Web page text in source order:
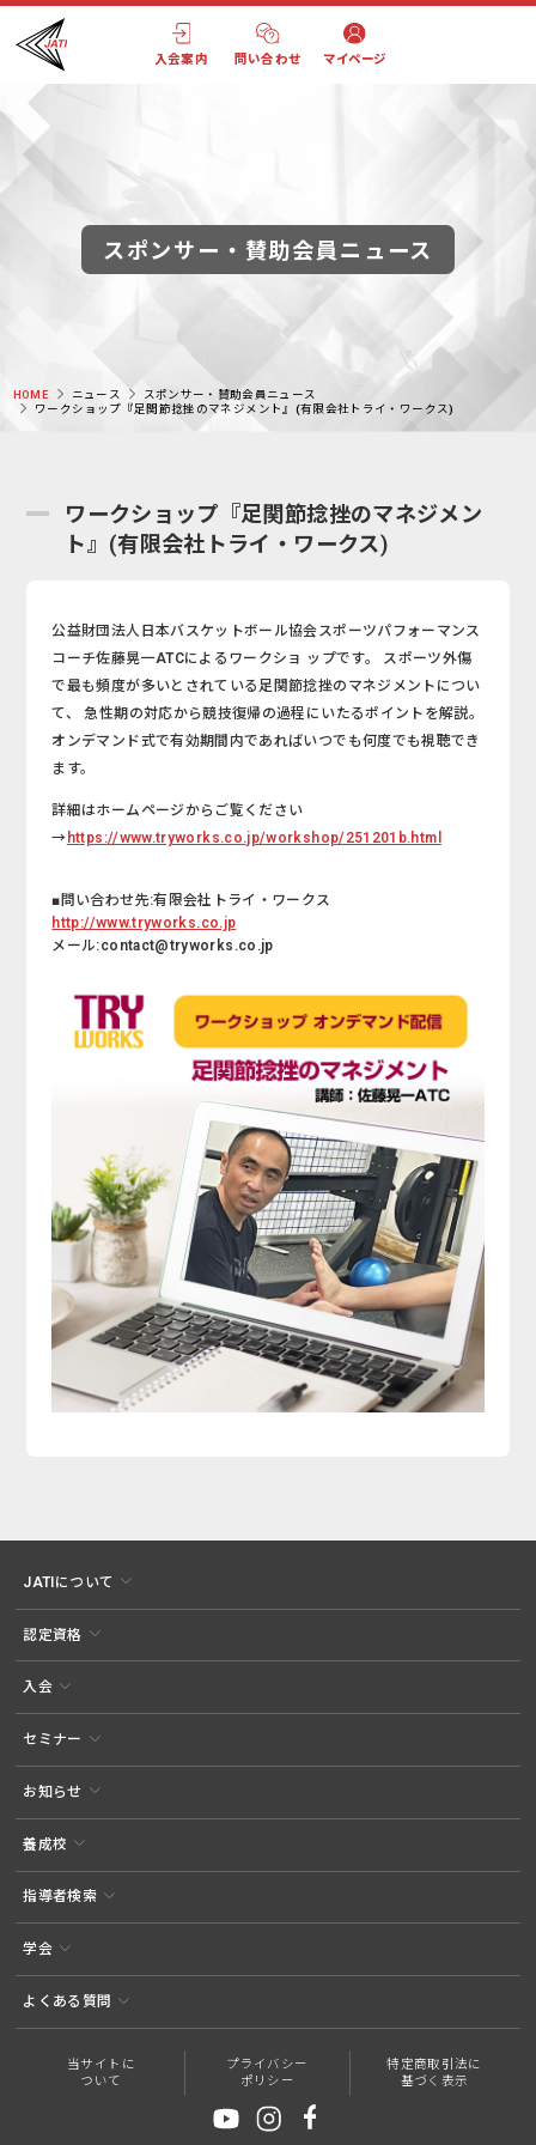
入会案内 問い合わせ マイページ
スポンサー・賛助会員ニュース
HOME ニュース
スポンサー・賛助会員ニュース
ワークショップ『足関節捻挫のマネジメント』(有限会社トライ・ワークス)
ワークショップ『足関節捻挫のマネジメン
ト』(有限会社トライ・ワークス)
公益財団法人日本バスケットボール協会スポーツパフォーマンス
コーチ佐藤晃一ATCによるワークショ ップです。 スポーツ外傷
で最も頻度が多いとされている足関節捻挫のマネジメントについ
て、 急性期の対応から競技復帰の過程にいたるポイントを解説。
オンデマンド式で有効期間内であればいつでも何度でも視聴でき
ます。
詳細はホームページからご覧ください
→ https://www.tryworks.co.jp/workshop/251201b.html
■問い合わせ先:有限会社トライ・ワークス
http://www.tryworks.co.jp
メール:contact@tryworks.co.jp
JATIについて
認定資格
入会
セミナー
お知らせ
養成校
指導者検索
学会
よくある質問
当サイトに
ついて
プライバシー
ポリシー
特定商取引法に
基づく表示